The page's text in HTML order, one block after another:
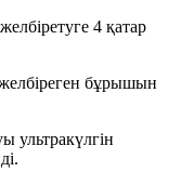
4 қатар
бұрышын
ультракүлгін